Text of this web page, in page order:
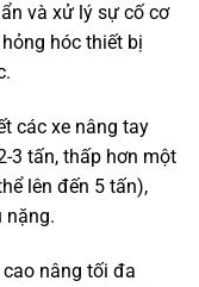
và xử lý sự cố cơ
hóc thiết bị
các xe nâng tay
3 tấn, thấp hơn một
lên đến 5 tấn),
nặng.
cao nâng tối đa